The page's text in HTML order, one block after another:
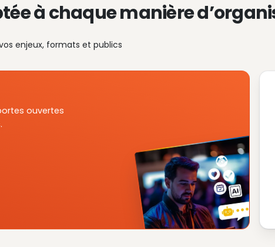
à chaque manière
enjeux, formats et publics
ouvertes